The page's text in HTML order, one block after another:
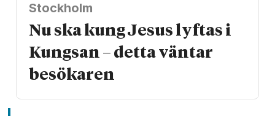
Stockholm
Nu ska kung Jesus lyftas i
Kungsan – detta väntar
besökaren